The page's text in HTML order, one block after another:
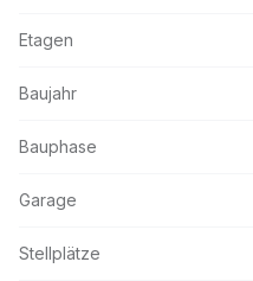
Etagen
Baujahr
Bauphase
Garage
Stellplätze